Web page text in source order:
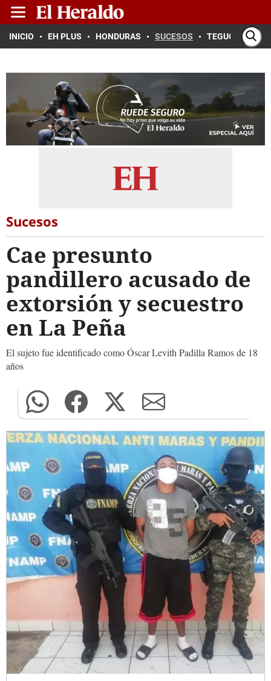
INICIO EH PLUS HONDURAS SUCESOS TEGUCIGALPA
Sucesos
Cae presunto
pandillero acusado de
extorsión y secuestro
en La Peña
El sujeto fue identificado como Óscar Levith Padilla Ramos de 18
años